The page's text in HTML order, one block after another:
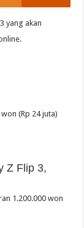
yang akan
(Rp 24 juta)
Z Flip 3,
1.200.000 won